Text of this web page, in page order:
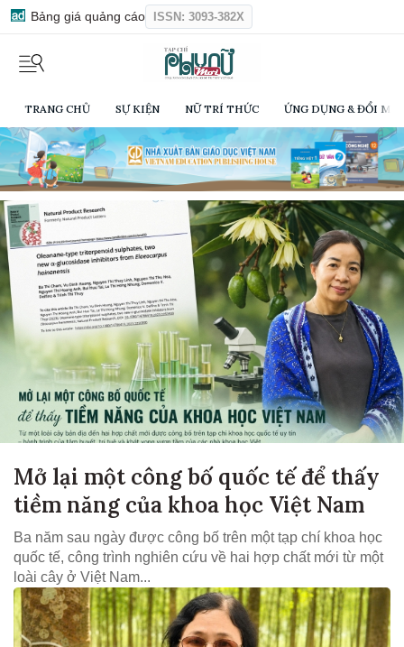
Bảng giá quảng cáo ISSN: 3093-382X
TRANG CHỦ SỰ KIỆN NỮ TRÍ THỨC ỨNG DỤNG & ĐỔI
Mở lại một công bố quốc tế để thấy
tiềm năng của khoa học Việt Nam
Ba năm sau ngày được công bố trên một tạp chí khoa học
quốc tế, công trình nghiên cứu về hai hợp chất mới từ một
loài cây ở Việt Nam...